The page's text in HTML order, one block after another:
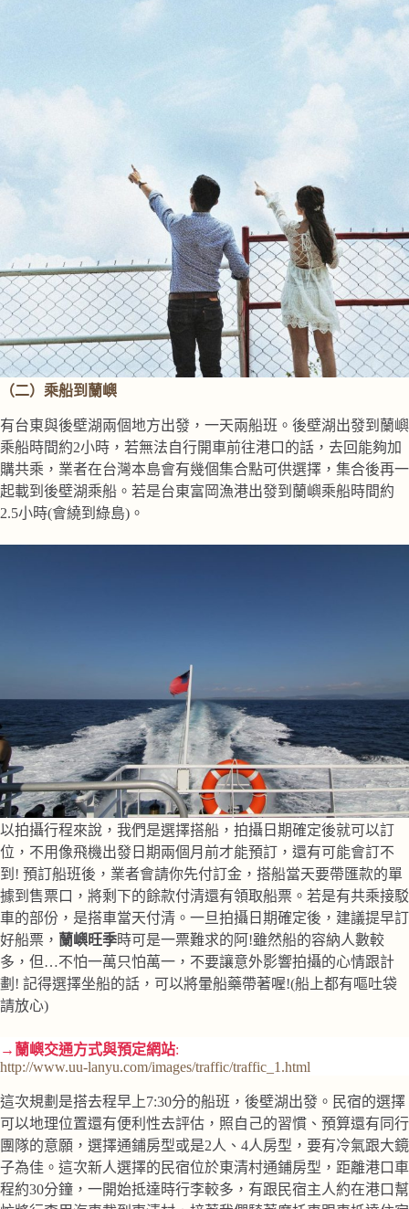
（二）乘船到 蘭嶼
有台東與後壁湖兩個地方出發，一天兩船班。後壁湖出發到蘭嶼
乘船時間約2小時，若無法自行開車前往港口的話，去回能夠加
購共乘，業者在台灣本島會有幾個集合點可供選擇，集合後再一
起載到後壁湖乘船。若是台東富岡漁港出發到蘭嶼乘船時間約
2.5小時(會繞到綠島)。
以拍攝行程來說，我們是選擇搭船，拍攝日期確定後就可以訂
位，不用像飛機出發日期兩個月前才能預訂，還有可能會訂不
到! 預訂船班後，業者會請你先付訂金，搭船當天要帶匯款的單
據到售票口，將剩下的餘款付清還有領取船票。若是有共乘接駁
車的部份，是搭車當天付清。一旦拍攝日期確定後，建議提早訂
好船票， 蘭嶼旺季時可是一票難求的阿!雖然船的容納人數較
多，但…不怕一萬只怕萬一，不要讓意外影響拍攝的心情跟計
劃! 記得選擇坐船的話，可以將暈船藥帶著喔!(船上都有嘔吐袋
請放心)
→ 蘭嶼交通方式與預定網站:
http://www.uu-lanyu.com/images/traffic/traffic_1.html
這次規劃是搭去程早上7:30分的船班，後壁湖出發。民宿的選擇
可以地理位置還有便利性去評估，照自己的習慣、預算還有同行
團隊的意願，選擇通鋪房型或是2人、4人房型，要有冷氣跟大鏡
子為佳。這次新人選擇的民宿位於東清村通鋪房型，距離港口車
程約30分鐘，一開始抵達時行李較多，有跟民宿主人約在港口幫